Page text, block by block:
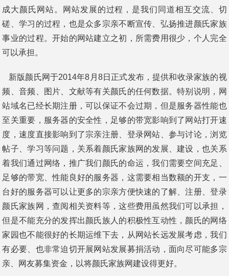
成大颜氏网站。网站发展的过程，是我们同道相互交流、切
磋、学习的过程，也是众多宗亲不断宣传、弘扬推进颜氏家族
事业的过程。开始的网站建立之初，所需费用很少，个人完全
可以承担。
新版颜氏网于2014年8月8日正式发布，提供和收录家族的视
频、音频、图片、文献等有关颜氏的任何数据。特别说明，网
站域名已经长期注册，可以保证不会过期，但是服务器性能也
至关重要，服务器的安全性，足够的带宽影响到了网站打开速
度，速度直接影响到了宗亲注册、登录网站、参与讨论，浏览
帖子、学习等问题，关系着颜氏家族网的发展、建设，也关系
着我们通过网络，推广我们颜氏的命运，我们需要空间充足、
足够的带宽、性能良好的服务器，这需要相当数额的开支，一
台好的服务器可以让更多的宗亲方便快速的了解、注册、登录
颜氏家族网，查阅相关资料等，这些费用虽然我们可以承担，
但是不能充分的发挥出颜氏族人的积极性互动性，颜氏的网络
家园也不能很好的长期运维下去，从网站长远发展考虑，我们
有必要、也非常迫切开展网站发展募捐活动，面向尽可能多宗
亲、网友募集资金，以将颜氏家族网建设得更好。